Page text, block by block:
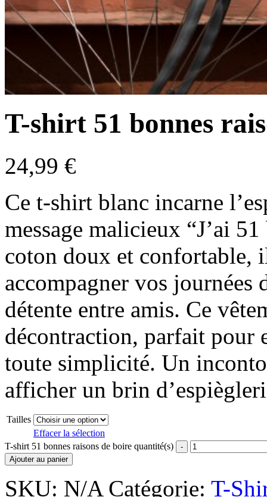
T-shirt 51 bonnes
24,99 €
Ce t-shirt blanc incarne
message malicieux “J’ai
coton doux et confortable,
accompagner vos journées
détente entre amis. Ce
décontraction, parfait pour
toute simplicité. Un
afficher un brin
Tailles
Effacer la sélection
T-shirt 51 bonnes raisons de boire quantité(s)
Ajouter au panier
SKU: N/A Catégorie: T-